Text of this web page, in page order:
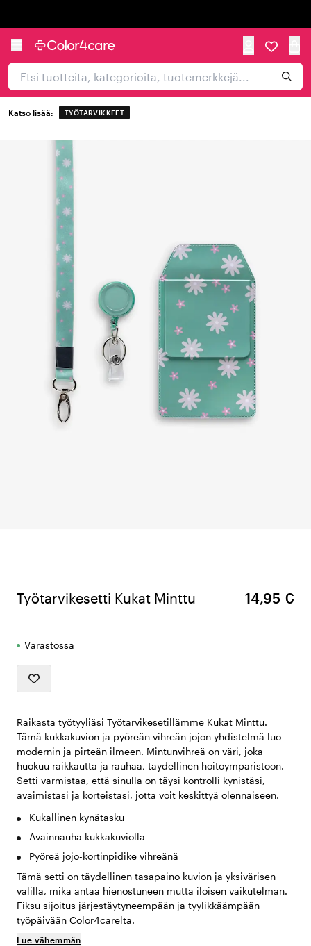
Katso lisää: TYÖTARVIKKEET
Työtarvikesetti Kukat Minttu 14,95 €
Varastossa
Raikasta työtyyliäsi Työtarvikesetillämme Kukat Minttu.
Tämä kukkakuvion ja pyöreän vihreän jojon yhdistelmä luo
modernin ja pirteän ilmeen. Mintunvihreä on väri, joka
huokuu raikkautta ja rauhaa, täydellinen hoitoympäristöön.
Setti varmistaa, että sinulla on täysi kontrolli kynistäsi,
avaimistasi ja korteistasi, jotta voit keskittyä olennaiseen.
Kukallinen kynätasku
Avainnauha kukkakuviolla
Pyöreä jojo-kortinpidike vihreänä
Tämä setti on täydellinen tasapaino kuvion ja yksivärisen
välillä, mikä antaa hienostuneen mutta iloisen vaikutelman.
Fiksu sijoitus järjestäytyneempään ja tyylikkäämpään
työpäivään Color4carelta.
Lue vähemmän